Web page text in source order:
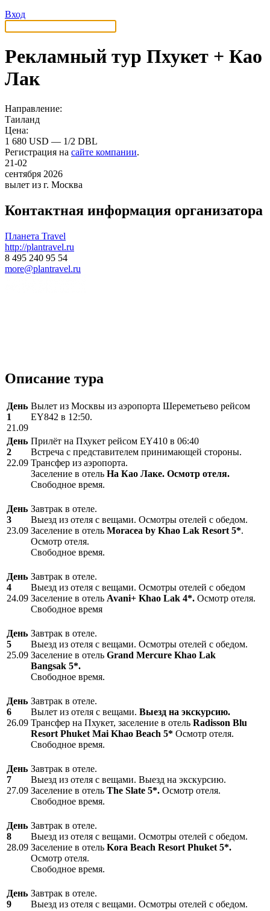
Вход
Рекламный тур Пхукет + Као
Лак
Направление:
Таиланд
Цена:
1 680 USD — 1/2 DBL
Регистрация на сайте компании.
21-02
сентября 2026
вылет из г. Москва
Контактная информация организатора
Планета Travel
http://plantravel.ru
8 495 240 95 54
more@plantravel.ru
Описание тура
День
1
21.09
Вылет из Москвы из аэропорта Шереметьево рейсом
EY842 в 12:50.
День
2
22.09
Прилёт на Пхукет рейсом ЕY410 в 06:40
Встреча с представителем принимающей стороны.
Трансфер из аэропорта.
Заселение в отель На Као Лаке. Осмотр отеля.
Свободное время.
День
3
23.09
Завтрак в отеле.
Выезд из отеля с вещами. Осмотры отелей с обедом.
Заселение в отель Moracea by Khao Lak Resort 5*.
Осмотр отеля.
Свободное время.
День
4
24.09
Завтрак в отеле.
Выезд из отеля с вещами. Осмотры отелей с обедом
Заселение в отель Avani+ Khao Lak 4*. Осмотр отеля.
Свободное время
День
5
25.09
Завтрак в отеле.
Выезд из отеля с вещами. Осмотры отелей с обедом.
Заселение в отель Grand Mercure Khao Lak
Bangsak 5*.
Свободное время.
День
6
26.09
Завтрак в отеле.
Вылет из отеля с вещами. Выезд на экскурсию.
Трансфер на Пхукет, заселение в отель Radisson Blu
Resort Phuket Mai Khao Beach 5* Осмотр отеля.
Свободное время.
День
7
27.09
Завтрак в отеле.
Выезд из отеля с вещами. Выезд на экскурсию.
Заселение в отель The Slate 5*. Осмотр отеля.
Свободное время.
День
8
28.09
Завтрак в отеле.
Выезд из отеля с вещами. Осмотры отелей с обедом.
Заселение в отель Kora Beach Resort Phuket 5*.
Осмотр отеля.
Свободное время.
День
9
Завтрак в отеле.
Выезд из отеля с вещами. Осмотры отелей с обедом.